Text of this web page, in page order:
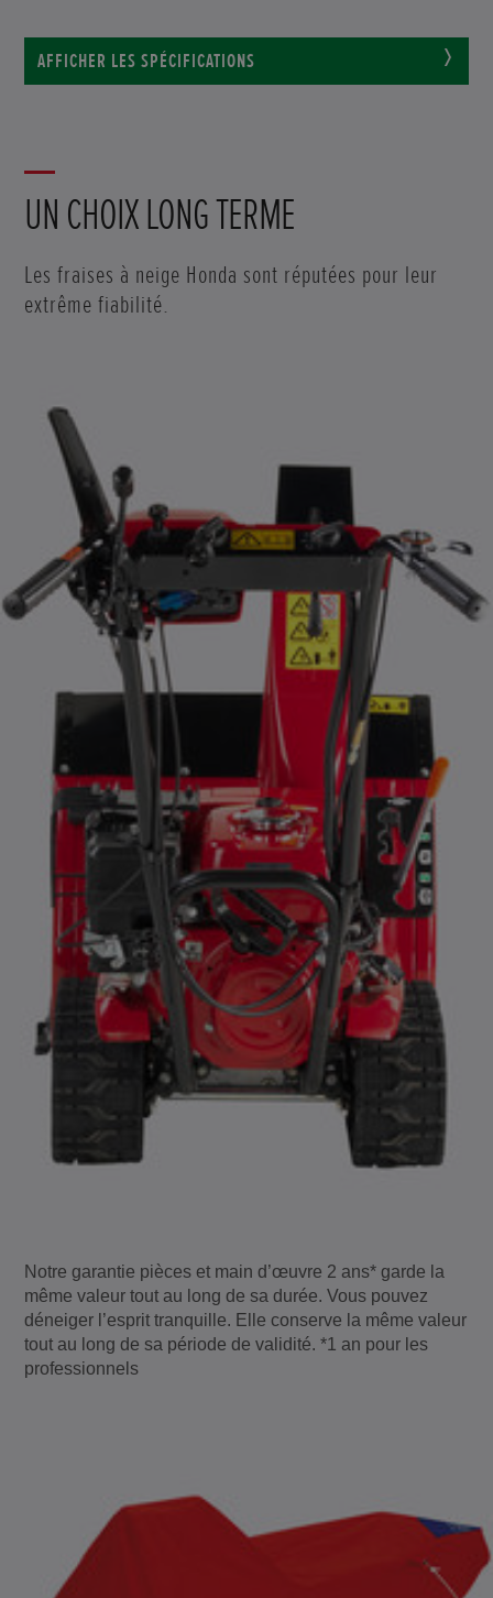
AFFICHER LES SPÉCIFICATIONS
UN CHOIX LONG TERME
Les fraises à neige Honda sont réputées pour leur
extrême fiabilité.
Notre garantie pièces et main d’œuvre 2 ans* garde la
même valeur tout au long de sa durée. Vous pouvez
déneiger l’esprit tranquille. Elle conserve la même valeur
tout au long de sa période de validité. *1 an pour les
professionnels